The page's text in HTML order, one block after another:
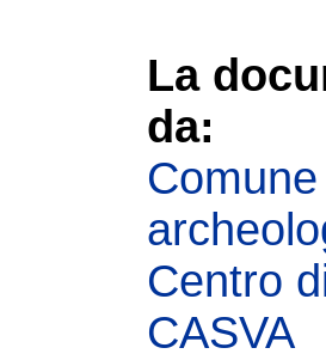
La
da:
Centro
CASVA